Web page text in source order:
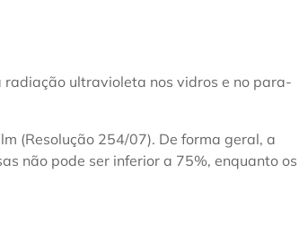
ultravioleta nos vidros e no para-
(Resolução 254/07). De forma geral, a
não pode ser inferior a 75%, enquanto os